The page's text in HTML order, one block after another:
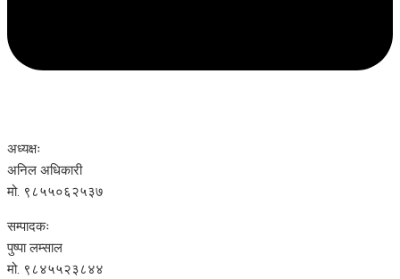
अध्यक्षः
अनिल अधिकारी
मो. ९८५५०६२५३७
सम्पादकः
पुष्पा लम्साल
मो. ९८४५५२३८४४